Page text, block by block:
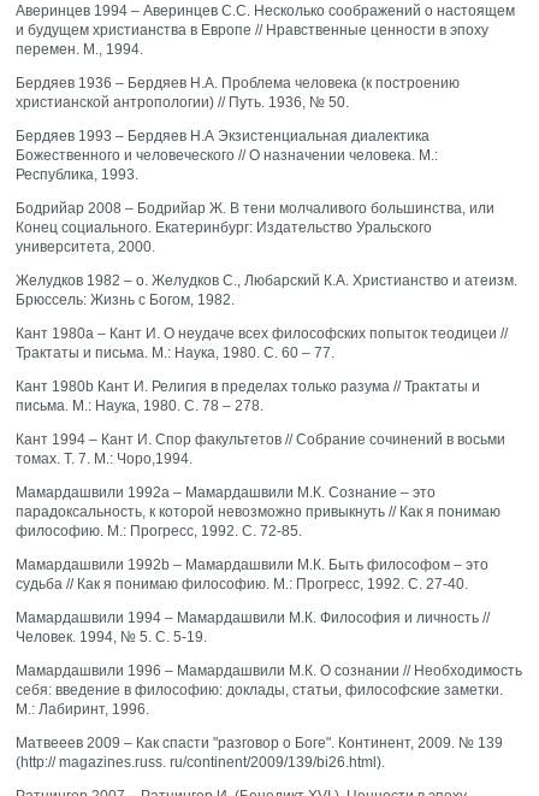
Аверинцев 1994 – Аверинцев С.С. Несколько соображений о настоящем
и будущем христианства в Европе // Нравственные ценности в эпоху
перемен. М., 1994.
Бердяев 1936 – Бердяев Н.А. Проблема человека (к построению
христианской антропологии) // Путь. 1936, № 50.
Бердяев 1993 – Бердяев Н.А Экзистенциальная диалектика
Божественного и человеческого // О назначении человека. М.:
Республика, 1993.
Бодрийар 2008 – Бодрийар Ж. В тени молчаливого большинства, или
Конец социального. Екатеринбург: Издательство Уральского
университета, 2000.
Желудков 1982 – o. Желудков С., Любарский К.A. Христианство и атеизм.
Брюссель: Жизнь с Богом, 1982.
Кант 1980a – Кант И. О неудаче всех философских попыток теодицеи //
Трактаты и письма. М.: Наука, 1980. С. 60 – 77.
Кант 1980b Кант И. Религия в пределах только разума // Трактаты и
письма. М.: Наука, 1980. C. 78 – 278.
Кант 1994 – Кант И. Спор факультетов // Собрание сочинений в восьми
томах. Т. 7. М.: Чоро,1994.
Мамардашвили 1992а – Мамардашвили М.К. Сознание – это
парадоксальность, к которой невозможно привыкнуть // Как я понимаю
философию. М.: Прогресс, 1992. С. 72-85.
Мамардашвили 1992b – Мамардашвили М.К. Быть философом – это
судьба // Как я понимаю философию. М.: Прогресс, 1992. С. 27-40.
Мамардашвили 1994 – Мамардашвили М.К. Философия и личность //
Человек. 1994, № 5. С. 5-19.
Мамардашвили 1996 – Мамардашвили М.К. О сознании // Необходимость
себя: введение в философию: доклады, статьи, философские заметки.
M.: Лабиринт, 1996.
Матвееев 2009 – Как спасти "разговор о Боге". Континент, 2009. № 139
(http:// magazines.russ. ru/continent/2009/139/bi26.html).